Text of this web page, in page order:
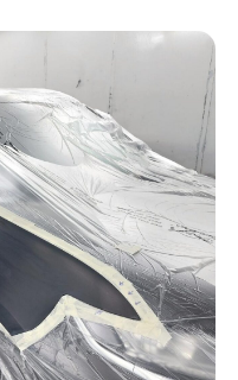
- 6611111